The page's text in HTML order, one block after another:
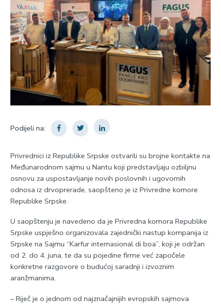
Podijeli na:
Privrednici iz Republike Srpske ostvarili su brojne kontakte na
Međunarodnom sajmu u Nantu koji predstavljaju ozbiljnu
osnovu za uspostavljanje novih poslovnih i ugovornih
odnosa iz drvoprerade, saopšteno je iz Privredne komore
Republike Srpske.
U saopštenju je navedeno da je Privredna komora Republike
Srpske uspješno organizovala zajednički nastup kompanija iz
Srpske na Sajmu “Karfur internasional di boa”, koji je održan
od 2. do 4. juna, te da su pojedine firme već započele
konkretne razgovore o budućoj saradnji i izvoznim
aranžmanima.
– Riječ je o jednom od najznačajnijih evropskih sajmova